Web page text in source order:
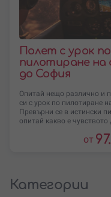
Полет с урок по
пилотиране на
до София
Опитай нещо различно и
си с урок по пилотиране
Превърни се в истински
опитай какво е чувството
от
Категории